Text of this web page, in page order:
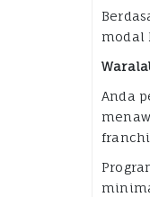
modal
Anda